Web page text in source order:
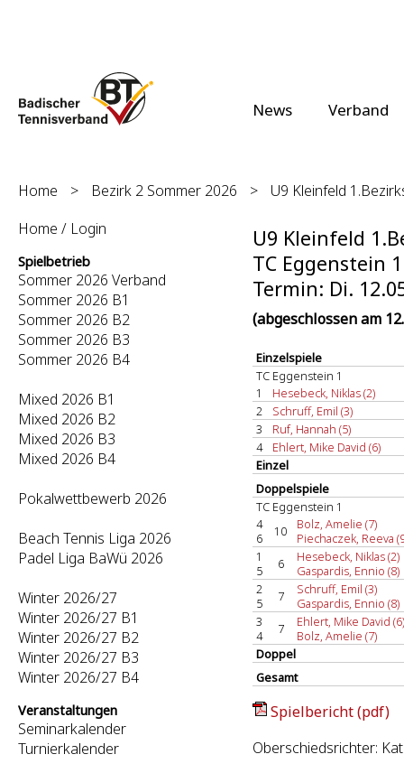
News Verband
Home > Bezirk 2 Sommer 2026 >
U9 Kleinfeld
Home / Login
Spielbetrieb
Sommer 2026 Verband
Sommer 2026 B1
Sommer 2026 B2
Sommer 2026 B3
Sommer 2026 B4
Mixed 2026 B1
Mixed 2026 B2
Mixed 2026 B3
Mixed 2026 B4
Pokalwettbewerb 2026
Beach Tennis Liga 2026
Padel Liga BaWü 2026
Winter 2026/27
Winter 2026/27 B1
Winter 2026/27 B2
Winter 2026/27 B3
Winter 2026/27 B4
Veranstaltungen
Seminarkalender
Turnierkalender
U9 Kleinfeld
TC Eggenstein
Termin: Di.
(abgeschlossen am
Einzelspiele
TC Eggenstein 1
1
Hesebeck, Niklas (2)
2
Schruff, Emil (3)
3
Ruf, Hannah (5)
4
Ehlert, Mike David (6)
Einzel
Doppelspiele
TC Eggenstein 1
4
6
10
Bolz, Amelie (7)
Piechaczek, Reeva
1
5
6
Hesebeck, Niklas (2)
Gaspardis, Ennio (8)
2
5
7
Schruff, Emil (3)
Gaspardis, Ennio (8)
3
4
7
Ehlert, Mike David (6)
Bolz, Amelie (7)
Doppel
Gesamt
Spielbericht (pdf)
Oberschiedsrichter: